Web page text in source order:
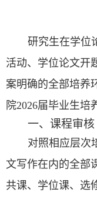
研究生在学位
活动、学位论文开
案明确的全部培养
院2026届毕业生培
一、课程审核
对照相应层次
文写作在内的全部
共课、学位课、选